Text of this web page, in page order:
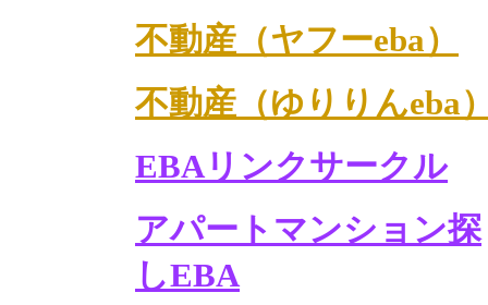
不動産（ヤフーeba）
不動産（ゆりりんeba
EBAリンクサークル
アパートマンション探
しEBA